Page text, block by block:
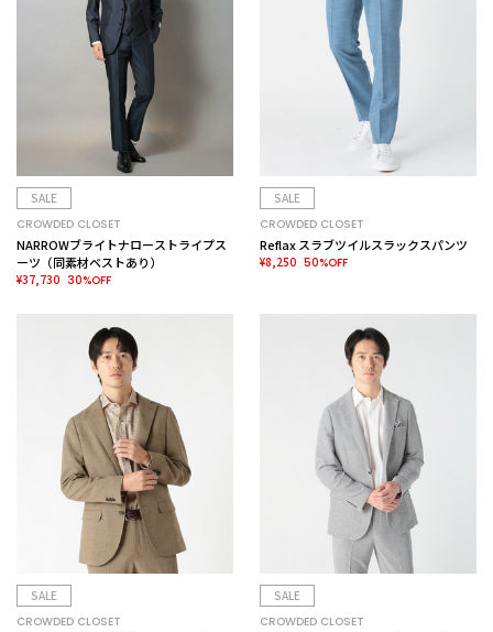
SALE
CROWDED CLOSET
NARROWブライトナローストライプス
ーツ（同素材ベストあり）
¥37,730 30%OFF
SALE
CROWDED CLOSET
Reflax スラブツイルスラックスパンツ
¥8,250 50%OFF
SALE
CROWDED CLOSET
SALE
CROWDED CLOSET